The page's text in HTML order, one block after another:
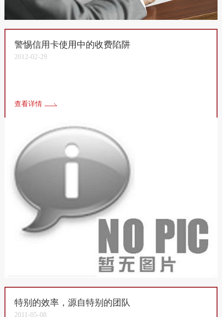
警惕信用卡使用中的收费陷阱
2012-02-29
查看详情
特别的效率，源自特别的团队
2011-05-08